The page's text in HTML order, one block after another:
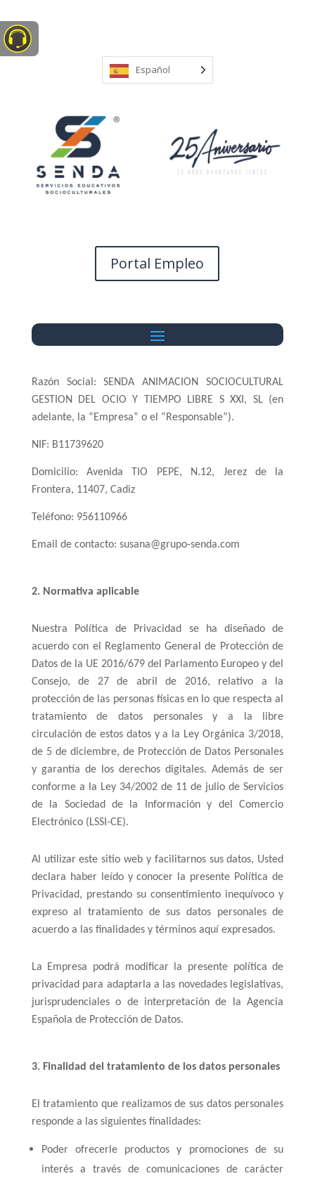
Español
Portal Empleo
la protección de los datos personales de nuestros
1. Datos del responsable del tratamiento
Razón Social: SENDA ANIMACION SOCIOCULTURAL
GESTION DEL OCIO Y TIEMPO LIBRE S XXI, SL (en
adelante, la “Empresa” o el “Responsable”).
NIF: B11739620
Domicilio: Avenida TIO PEPE, N.12, Jerez de la
Frontera, 11407, Cadiz
Teléfono: 956110966
Email de contacto: susana@grupo-senda.com
2. Normativa aplicable
Nuestra Política de Privacidad se ha diseñado de
acuerdo con el Reglamento General de Protección de
Datos de la UE 2016/679 del Parlamento Europeo y del
Consejo, de 27 de abril de 2016, relativo a la
protección de las personas físicas en lo que respecta al
tratamiento de datos personales y a la libre
circulación de estos datos y a la Ley Orgánica 3/2018,
de 5 de diciembre, de Protección de Datos Personales
y garantía de los derechos digitales. Además de ser
conforme a la Ley 34/2002 de 11 de julio de Servicios
de la Sociedad de la Información y del Comercio
Electrónico (LSSI-CE).
Al utilizar este sitio web y facilitarnos sus datos, Usted
declara haber leído y conocer la presente Política de
Privacidad, prestando su consentimiento inequívoco y
expreso al tratamiento de sus datos personales de
acuerdo a las finalidades y términos aquí expresados.
La Empresa podrá modificar la presente política de
privacidad para adaptarla a las novedades legislativas,
jurisprudenciales o de interpretación de la Agencia
Española de Protección de Datos.
3. Finalidad del tratamiento de los datos personales
El tratamiento que realizamos de sus datos personales
responde a las siguientes finalidades:
Poder ofrecerle productos y promociones de su
interés a través de comunicaciones de carácter